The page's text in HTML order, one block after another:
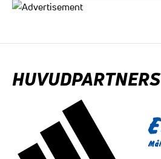
HUVUDPARTNERS